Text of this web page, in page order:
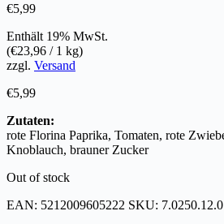
€5,99
Enthält 19% MwSt.
(€23,96 / 1 kg)
zzgl. Versand
€5,99
Zutaten:
rote Florina Paprika, Tomaten, rote
Knoblauch, brauner Zucker
Out of stock
EAN: 5212009605222 SKU: